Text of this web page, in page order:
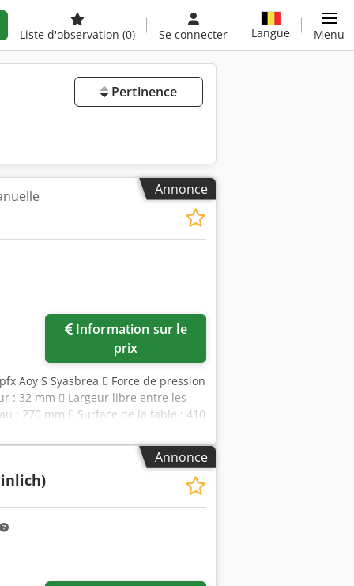
Liste d'observation (0) Se connecter Langue Menu
Pertinence
Annonce
Demander plus
Information sur le
prix
Aoy S Syasbrea  Force de pression
: 32 mm  Largeur libre entre les
: 270 mm  Surface de la table : 410
Annonce